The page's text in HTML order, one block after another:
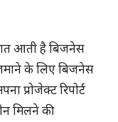
आती है बिजनेस
के लिए बिजनेस
प्रोजेक्ट रिपोर्ट
मिलने की